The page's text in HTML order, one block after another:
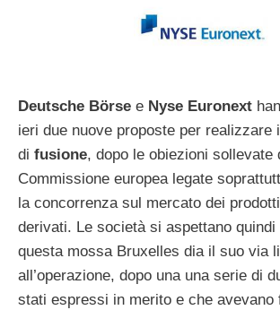
Deutsche Börse e Nyse Euronext
ieri due nuove proposte per realizzare
di fusione, dopo le obiezioni sollevate
Commissione europea legate
la concorrenza sul mercato dei
derivati. Le società si aspettano quindi
questa mossa Bruxelles dia il suo via
all’operazione, dopo una una serie di
stati espressi in merito e che avevano